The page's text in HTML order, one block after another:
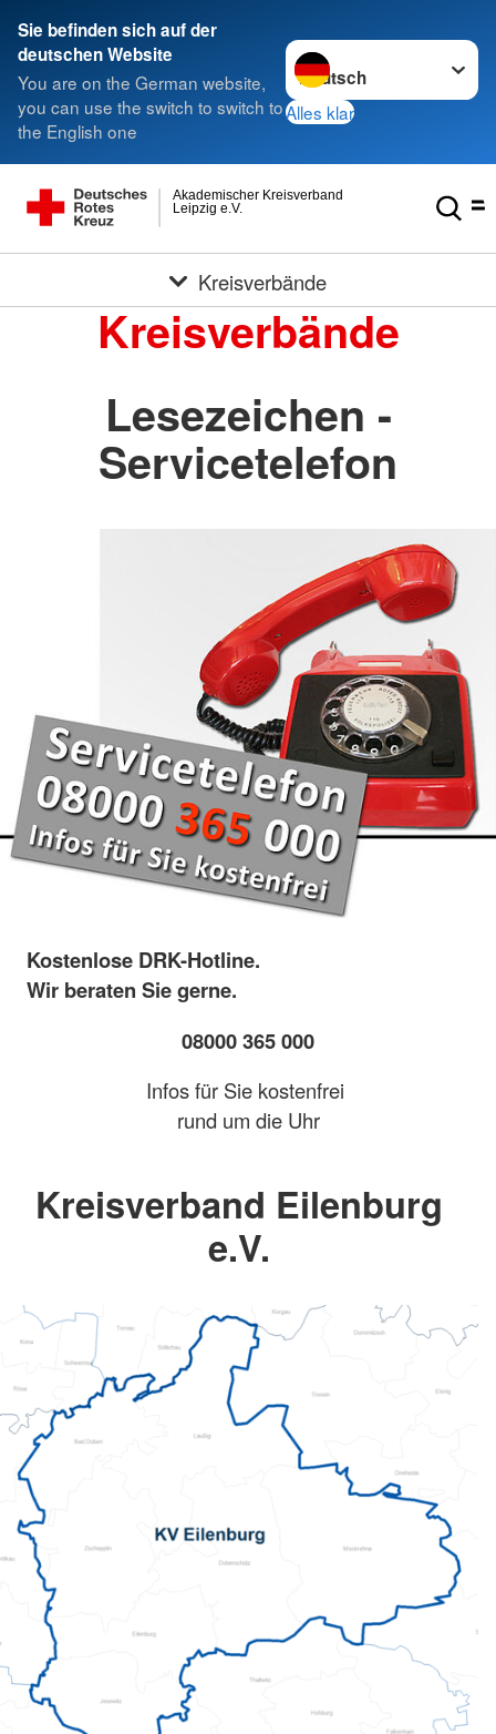
Sie befinden sich auf der
deutschen Website
You are on the German website,
you can use the switch to switch to
the English one
Sprache wechseln zu
Alles klar
Leipzig e.V.
Akademischer Kreisverband
Kreisverbände
Kreisverbände
Lesezeichen -
Servicetelefon
Kostenlose DRK-Hotline.
Wir beraten Sie gerne.
08000 365 000
Infos für Sie kostenfrei
rund um die Uhr
Kreisverband Eilenburg
e.V.